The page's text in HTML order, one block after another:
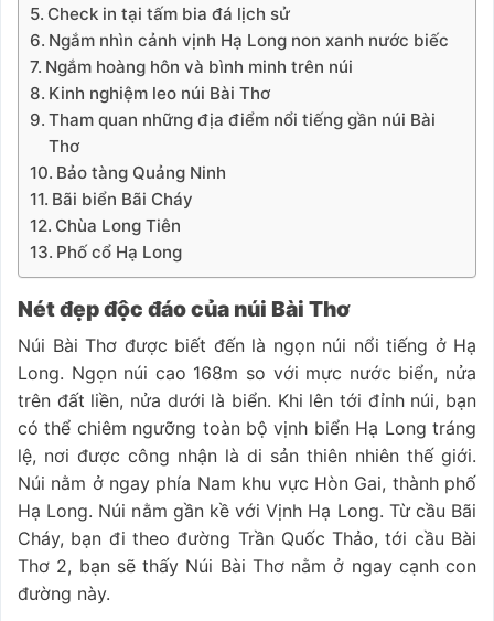
Check in tại tấm bia đá lịch sử
Ngắm nhìn cảnh vịnh Hạ Long non xanh nước biếc
Ngắm hoàng hôn và bình minh trên núi
Kinh nghiệm leo núi Bài Thơ
Tham quan những địa điểm nổi tiếng gần núi Bài
Thơ
Bảo tàng Quảng Ninh
Bãi biển Bãi Cháy
Chùa Long Tiên
Phố cổ Hạ Long
Nét đẹp độc đáo của núi Bài Thơ
Núi Bài Thơ được biết đến là ngọn núi nổi tiếng ở Hạ
Long. Ngọn núi cao 168m so với mực nước biển, nửa
trên đất liền, nửa dưới là biển. Khi lên tới đỉnh núi, bạn
có thể chiêm ngưỡng toàn bộ vịnh biển Hạ Long tráng
lệ, nơi được công nhận là di sản thiên nhiên thế giới.
Núi nằm ở ngay phía Nam khu vực Hòn Gai, thành phố
Hạ Long. Núi nằm gần kề với Vịnh Hạ Long. Từ cầu Bãi
Cháy, bạn đi theo đường Trần Quốc Thảo, tới cầu Bài
Thơ 2, bạn sẽ thấy Núi Bài Thơ nằm ở ngay cạnh con
đường này.